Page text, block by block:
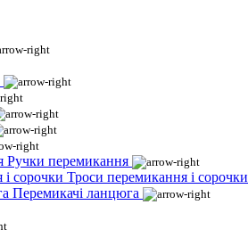
Ручки перемикання
Троси перемикання і сорочки
Перемикачі ланцюга